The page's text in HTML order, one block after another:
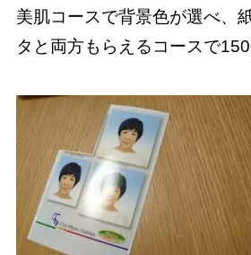
美肌コースで背景色が選べ、
タと両方もらえるコースで